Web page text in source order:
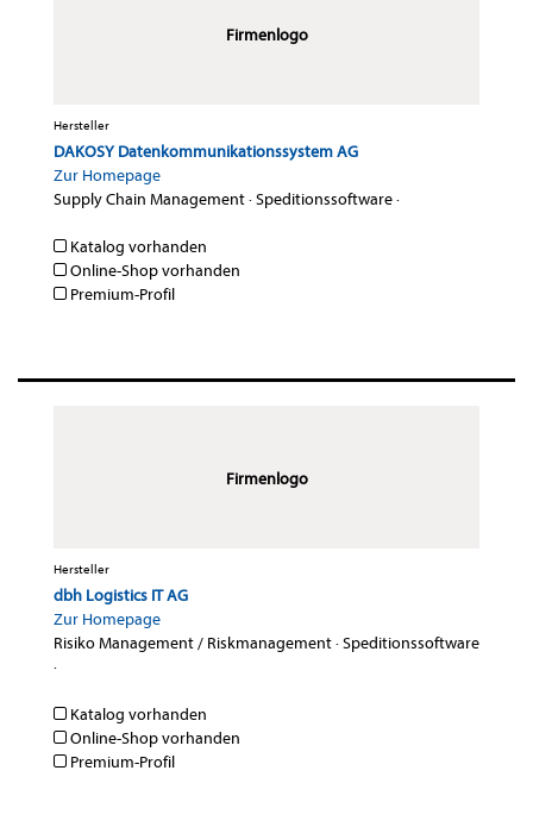
Firmenlogo
Hersteller
DAKOSY Datenkommunikationssystem AG
Zur Homepage
Supply Chain Management·Speditionssoftware·
Katalog vorhanden
Online-Shop vorhanden
Premium-Profil
Firmenlogo
Hersteller
dbh Logistics IT AG
Zur Homepage
Risiko Management / Riskmanagement·Speditionssoftware
·
Katalog vorhanden
Online-Shop vorhanden
Premium-Profil